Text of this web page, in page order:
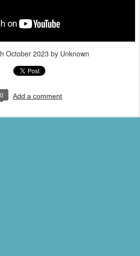
October 2023 by Unknown
0 Add a comment